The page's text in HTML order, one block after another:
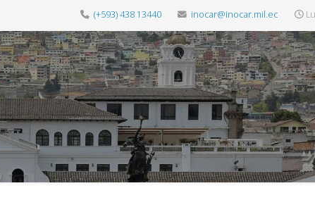
(+593) 438 13440 inocar@inocar.mil.ec